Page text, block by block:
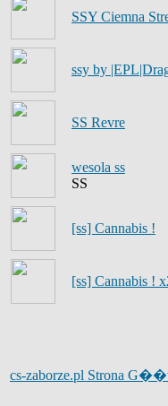
SSY Ciemna
ssy by
SS Revre
wesola ss
SS
[ss] Cannabis !
[ss] Cannabis !
cs-zaborze.pl Strona